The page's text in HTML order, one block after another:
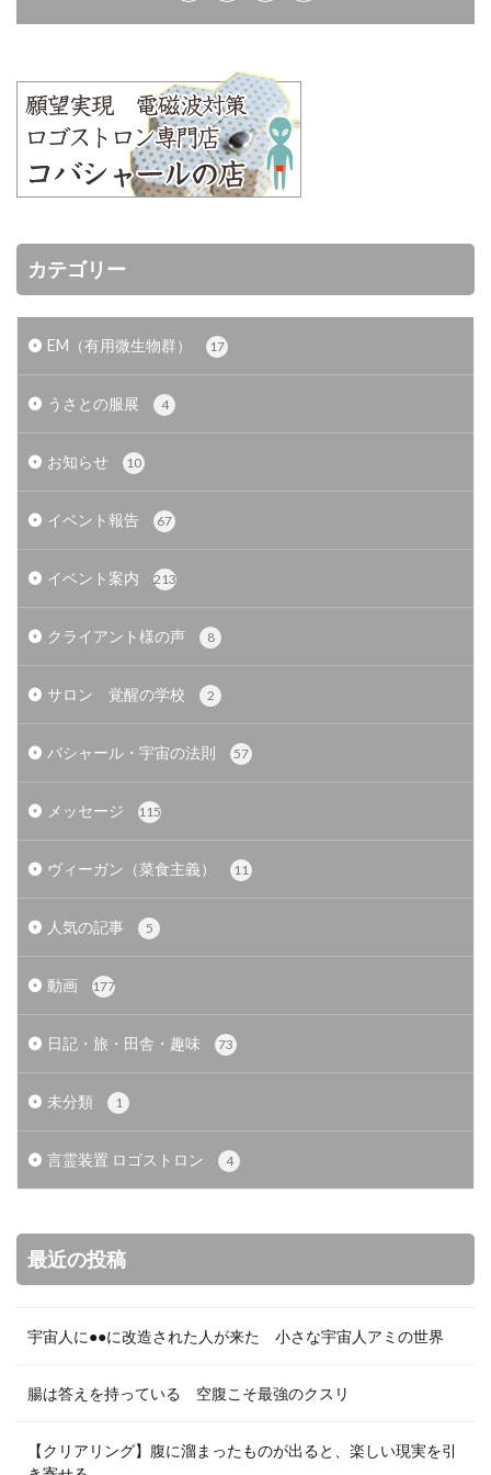
カテゴリー
EM（有用微生物群） 17
うさとの服展 4
お知らせ 10
イベント報告 67
イベント案内 213
クライアント様の声 8
サロン 覚醒の学校 2
バシャール・宇宙の法則 57
メッセージ 115
ヴィーガン（菜食主義） 11
人気の記事 5
動画 177
日記・旅・田舎・趣味 73
未分類 1
言霊装置 ロゴストロン 4
最近の投稿
宇宙人に●●に改造された人が来た 小さな宇宙人アミの世界
腸は答えを持っている 空腹こそ最強のクスリ
【クリアリング】腹に溜まったものが出ると、楽しい現実を引